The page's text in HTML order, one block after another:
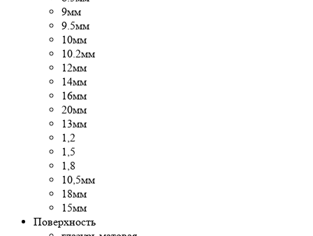
9мм
9.5мм
10мм
10.2мм
12мм
14мм
16мм
20мм
13мм
1,2
1,5
1,8
10,5мм
18мм
15мм
Поверхность